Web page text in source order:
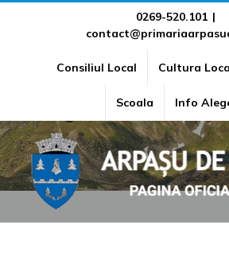
0269-520.101 |
Consiliul Local Cultura
Scoala Info
Situația incidentelor
integritate